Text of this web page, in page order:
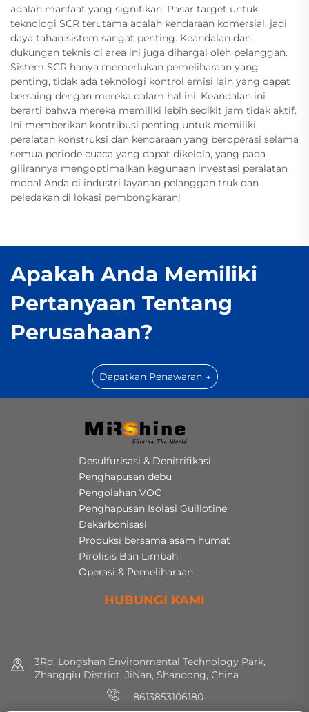
adalah manfaat yang signifikan. Pasar target untuk
teknologi SCR terutama adalah kendaraan komersial, jadi
daya tahan sistem sangat penting. Keandalan dan
dukungan teknis di area ini juga dihargai oleh pelanggan.
Sistem SCR hanya memerlukan pemeliharaan yang
penting, tidak ada teknologi kontrol emisi lain yang dapat
bersaing dengan mereka dalam hal ini. Keandalan ini
berarti bahwa mereka memiliki lebih sedikit jam tidak aktif.
Ini memberikan kontribusi penting untuk memiliki
peralatan konstruksi dan kendaraan yang beroperasi selama
semua periode cuaca yang dapat dikelola, yang pada
gilirannya mengoptimalkan kegunaan investasi peralatan
modal Anda di industri layanan pelanggan truk dan
peledakan di lokasi pembongkaran!
Apakah Anda Memiliki
Pertanyaan Tentang
Perusahaan?
Dapatkan Penawaran →
Desulfurisasi & Denitrifikasi
Penghapusan debu
Pengolahan VOC
Penghapusan Isolasi Guillotine
Dekarbonisasi
Produksi bersama asam humat
Pirolisis Ban Limbah
Operasi & Pemeliharaan
HUBUNGI KAMI
3Rd. Longshan Environmental Technology Park,
Zhangqiu District, JiNan, Shandong, China
8613853106180